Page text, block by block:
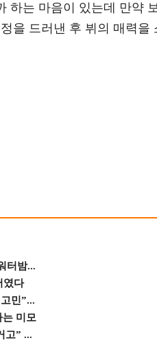
하는 마음이 있는데 만약
을 드러낸 후 뷔의 매력을
터밤...
였다
민”...
미모
고” ...